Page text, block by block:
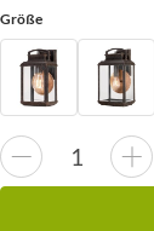
Größe